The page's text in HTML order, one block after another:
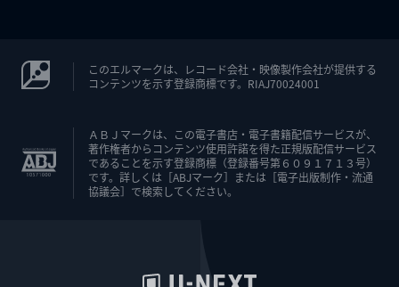
このエルマークは、レコード会社・映像製作会社が提供する
コンテンツを示す登録商標です。RIAJ70024001
ＡＢＪマークは、この電子書店・電子書籍配信サービスが、
著作権者からコンテンツ使用許諾を得た正規版配信サービス
であることを示す登録商標（登録番号第６０９１７１３号）
です。詳しくは［ABJマーク］または［電子出版制作・流通
協議会］で検索してください。